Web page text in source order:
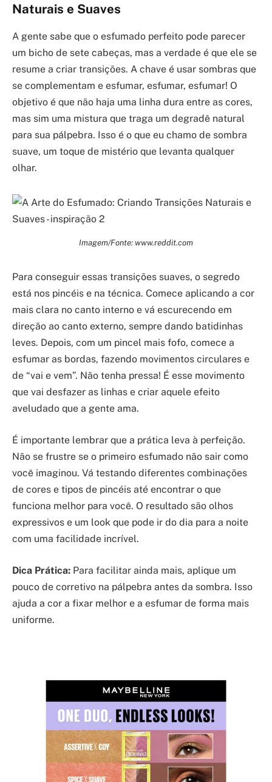
Naturais e Suaves
A gente sabe que o esfumado perfeito pode parecer
um bicho de sete cabeças, mas a verdade é que ele se
resume a criar transições. A chave é usar sombras que
se complementam e esfumar, esfumar, esfumar! O
objetivo é que não haja uma linha dura entre as cores,
mas sim uma mistura que traga um degradê natural
para sua pálpebra. Isso é o que eu chamo de sombra
suave, um toque de mistério que levanta qualquer
olhar.
Imagem/Fonte: www.reddit.com
Para conseguir essas transições suaves, o segredo
está nos pincéis e na técnica. Comece aplicando a cor
mais clara no canto interno e vá escurecendo em
direção ao canto externo, sempre dando batidinhas
leves. Depois, com um pincel mais fofo, comece a
esfumar as bordas, fazendo movimentos circulares e
de “vai e vem”. Não tenha pressa! É esse movimento
que vai desfazer as linhas e criar aquele efeito
aveludado que a gente ama.
É importante lembrar que a prática leva à perfeição.
Não se frustre se o primeiro esfumado não sair como
você imaginou. Vá testando diferentes combinações
de cores e tipos de pincéis até encontrar o que
funciona melhor para você. O resultado são olhos
expressivos e um look que pode ir do dia para a noite
com uma facilidade incrível.
Dica Prática: Para facilitar ainda mais, aplique um
pouco de corretivo na pálpebra antes da sombra. Isso
ajuda a cor a fixar melhor e a esfumar de forma mais
uniforme.